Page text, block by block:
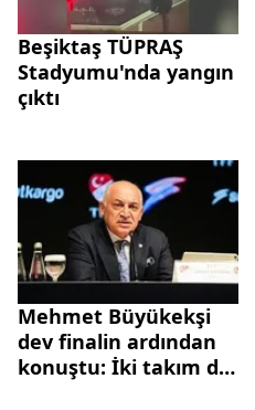
Beşiktaş TÜPRAŞ
Stadyumu'nda yangın
çıktı
Mehmet Büyükekşi
dev finalin ardından
konuştu: İki takım da